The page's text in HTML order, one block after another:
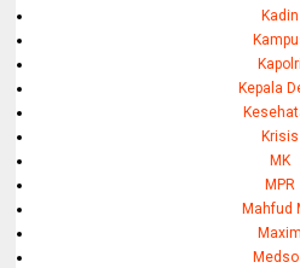
Kadin
Kapolri
Kepala
Krisis
MK
MPR
Mahfud
Maxim